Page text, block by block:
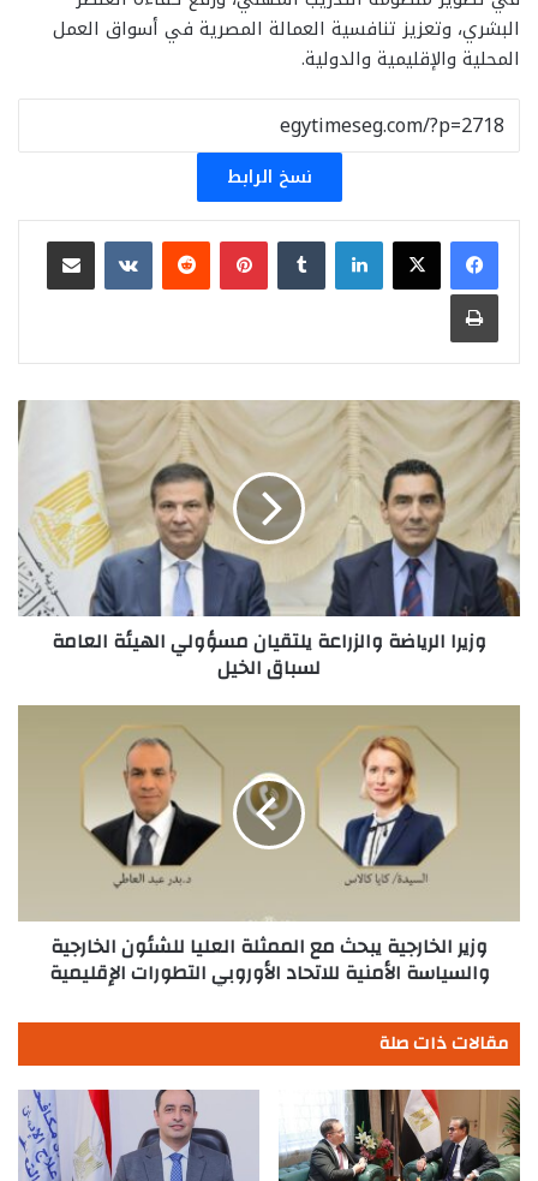
البشري، وتعزيز تنافسية العمالة المصرية في أسواق العمل
المحلية والإقليمية والدولية.
نسخ الرابط
لينكدإن بينتيريست
مشاركة عبر البريد
طباعة
وزيرا
الرياضة
والزراعة
يلتقيان
مسؤولي
الهيئة
العامة
لسباق
الخيل
وزيرا الرياضة والزراعة يلتقيان مسؤولي الهيئة العامة
لسباق الخيل
والسياسة
الأمنية
للاتحاد
الأوروبي
التطورات
الإقليمية
وزير الخارجية يبحث مع الممثلة العليا للشئون الخارجية
والسياسة الأمنية للاتحاد الأوروبي التطورات الإقليمية
مقالات ذات صلة